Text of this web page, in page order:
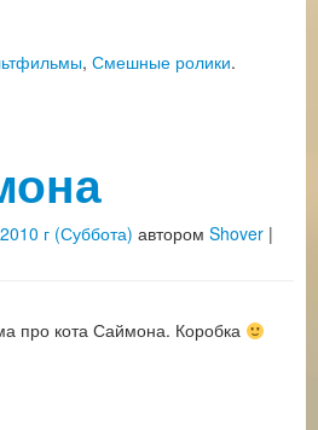
, Смешные ролики.
г (Суббота) автором Shover |
про кота Саймона. Коробка